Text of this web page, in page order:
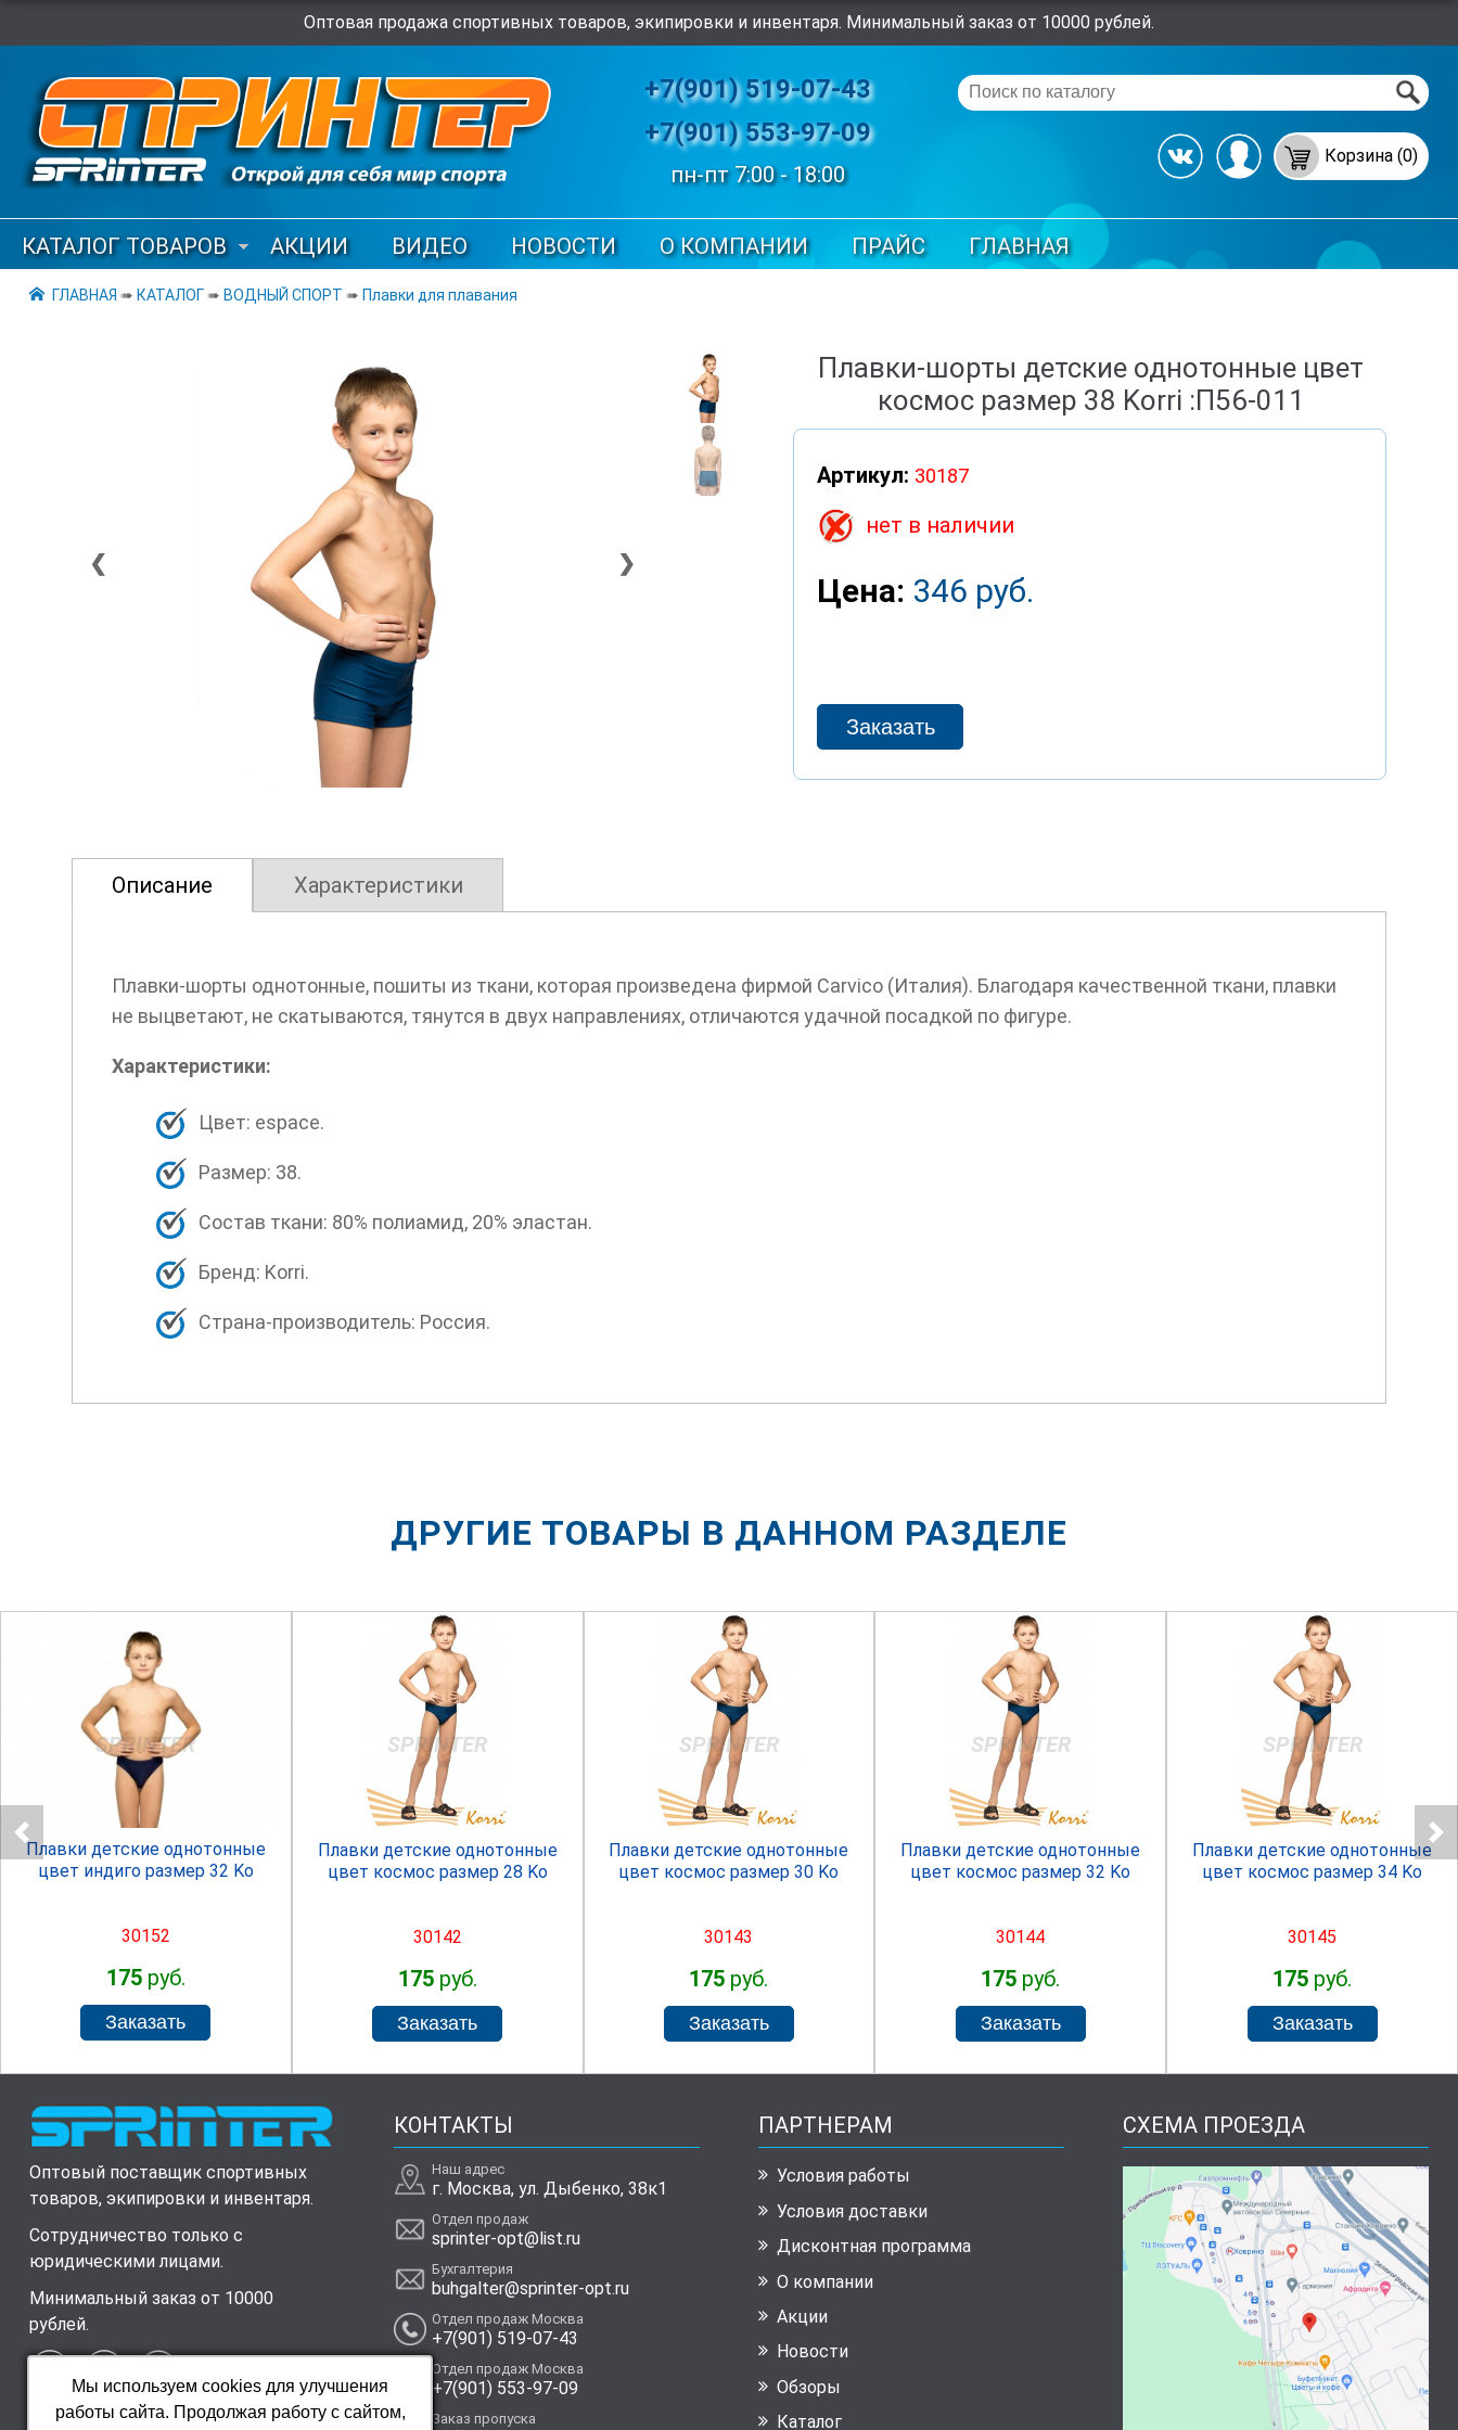
Мы используем cookies для улучшения
работы сайта. Продолжая работу с сайтом,
Оптовая продажа спортивных товаров, экипировки и инвентаря. Минимальный заказ от 10000 рублей.
+7(901) 519-07-43
+7(901) 553-97-09
пн-пт 7:00 - 18:00
Корзина (0)
КАТАЛОГ ТОВАРОВ АКЦИИ ВИДЕО НОВОСТИ О КОМПАНИИ ПРАЙС ГЛАВНАЯ
ГЛАВНАЯ ➠ КАТАЛОГ➠ ВОДНЫЙ СПОРТ ➠ Плавки для плавания
❮ ❯
Плавки-шорты детские однотонные цвет
космос размер 38 Korri :П56-011
Артикул: 30187
нет в наличии
Цена: 346 руб.
Описание Характеристики
Плавки-шорты однотонные, пошиты из ткани, которая произведена фирмой Carvico (Италия). Благодаря качественной ткани, плавки
не выцветают, не скатываются, тянутся в двух направлениях, отличаются удачной посадкой по фигуре.
Характеристики:
Цвет: espace.
Размер: 38.
Состав ткани: 80% полиамид, 20% эластан.
Бренд: Korri.
Страна-производитель: Россия.
ДРУГИЕ ТОВАРЫ В ДАННОМ РАЗДЕЛЕ
SPRINTER
Плавки детские однотонные
цвет индиго размер 32 Ko
30152
175руб.
SPRINTER
Плавки детские однотонные
цвет космос размер 28 Ko
30142
175руб.
SPRINTER
Плавки детские однотонные
цвет космос размер 30 Ko
30143
175 руб.
SPRINTER
Плавки детские однотонные
цвет космос размер 32 Ko
30144
175 руб.
SPRINTER
Плавки детские однотонные
цвет космос размер 34 Ko
30145
175 руб.
Оптовый поставщик спортивных
товаров, экипировки и инвентаря.
Сотрудничество только с
юридическими лицами.
Минимальный заказ от 10000
рублей.
КОНТАКТЫ
Наш адрес
г. Москва, ул. Дыбенко, 38к1
Отдел продаж
sprinter-opt@list.ru
Бухгалтерия
buhgalter@sprinter-opt.ru
Отдел продаж Москва
+7(901) 519-07-43
Отдел продаж Москва
+7(901) 553-97-09
Заказ пропуска
ПАРТНЕРАМ
Условия работы
Условия доставки
Дисконтная программа
О компании
Акции
Новости
Обзоры
Каталог
СХЕМА ПРОЕЗДА